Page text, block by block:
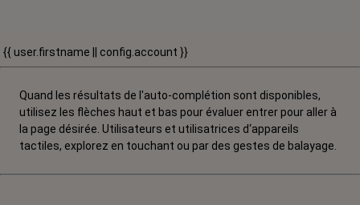
{{ user.firstname || config.account }}
Quand les résultats de l'auto-complétion sont disponibles,
utilisez les flèches haut et bas pour évaluer entrer pour aller à
la page désirée. Utilisateurs et utilisatrices d‘appareils
tactiles, explorez en touchant ou par des gestes de balayage.